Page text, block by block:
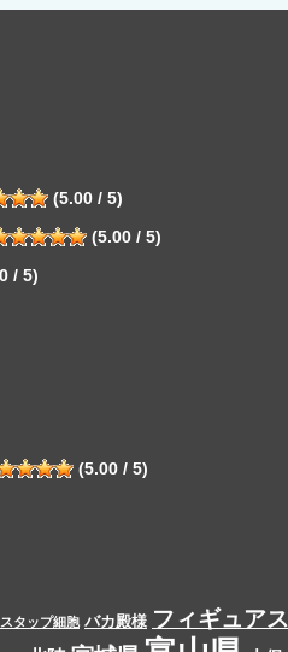
(5.00 / 5)
(5.00 / 5)
/ 5)
(5.00 / 5)
スタップ細胞 バカ殿様 フィギュアス